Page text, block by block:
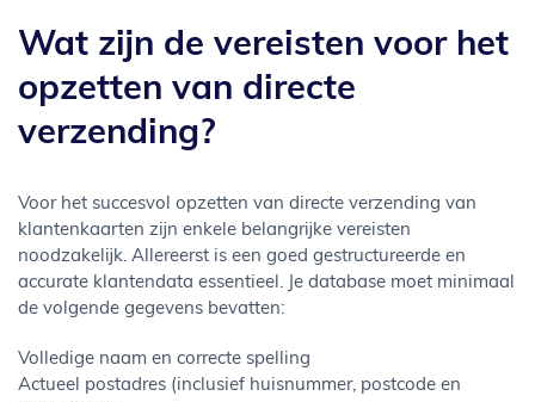
Wat zijn de vereisten voor het
opzetten van directe
verzending?
Voor het succesvol opzetten van directe verzending van
klantenkaarten zijn enkele belangrijke vereisten
noodzakelijk. Allereerst is een goed gestructureerde en
accurate klantendata essentieel. Je database moet minimaal
de volgende gegevens bevatten:
Volledige naam en correcte spelling
Actueel postadres (inclusief huisnummer, postcode en